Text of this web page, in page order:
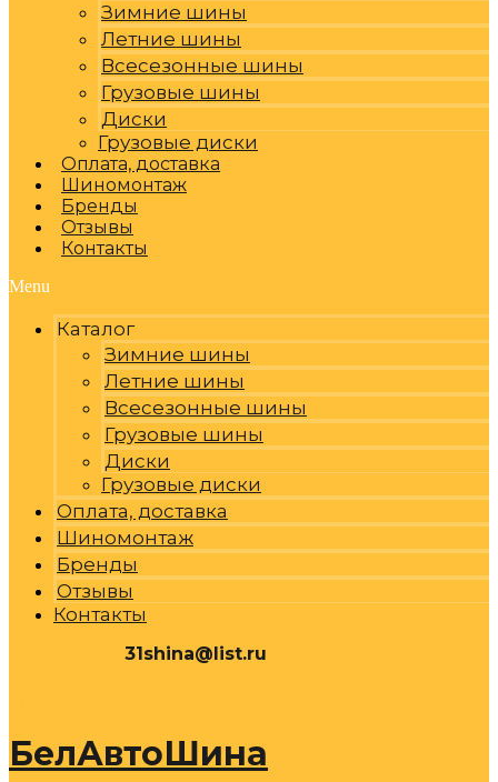
Зимние шины
Летние шины
Всесезонные шины
Грузовые шины
Диски
Грузовые диски
Оплата, доставка
Шиномонтаж
Бренды
Отзывы
Контакты
Menu
Каталог
Зимние шины
Летние шины
Всесезонные шины
Грузовые шины
Диски
Грузовые диски
Оплата, доставка
Шиномонтаж
Бренды
Отзывы
Контакты
31shina@list.ru
БелАвтоШина